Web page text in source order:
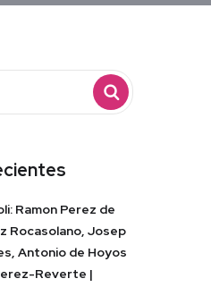
Ramon Perez de
Rocasolano, Josep
Antonio de Hoyos
Reverte |